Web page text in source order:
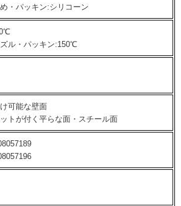
・パッキン:シリコーン
ル・パッキン:150℃
可能な壁面
トが付く平らな面・スチール面